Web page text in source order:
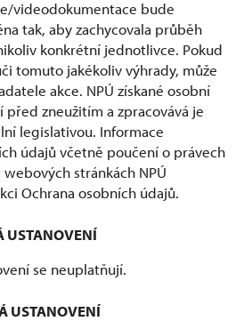
videodokumentace bude
tak, aby zachycovala průběh
konkrétní jednotlivce. Pokud
tomuto jakékoliv výhrady, může
akce. NPÚ získané osobní
před zneužitím a zpracovává je
legislativou. Informace
údajů včetně poučení o právech
stránkách NPÚ
Ochrana osobních údajů.
USTANOVENÍ
se neuplatňují.
USTANOVENÍ